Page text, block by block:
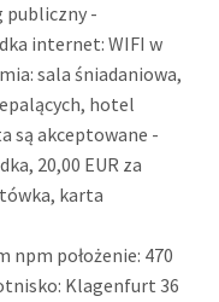
publiczny -
internet: WIFI w
sala śniadaniowa,
hotel
są akceptowane -
20,00 EUR za
karta
npm położenie: 470
Klagenfurt 36